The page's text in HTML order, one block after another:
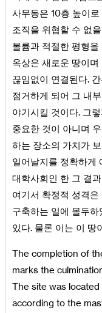
사무동은 10층 높이
조직을 위협할 수 없
볼륨과 적절한 평형
옥상은 새로운 땅이
끊임없이 연결된다.
점거하게 되어 그 내
야기시킬 것이다. 그
중요한 것이 아니며
하는 장소의 가치가
일어날지를 정확하게
대학사회인 한 그 결
여기서 확정적 성격
구축하는 일에 몰두
있다. 물론 이는 이 땅
The completion of
marks the
The site was located
according to the